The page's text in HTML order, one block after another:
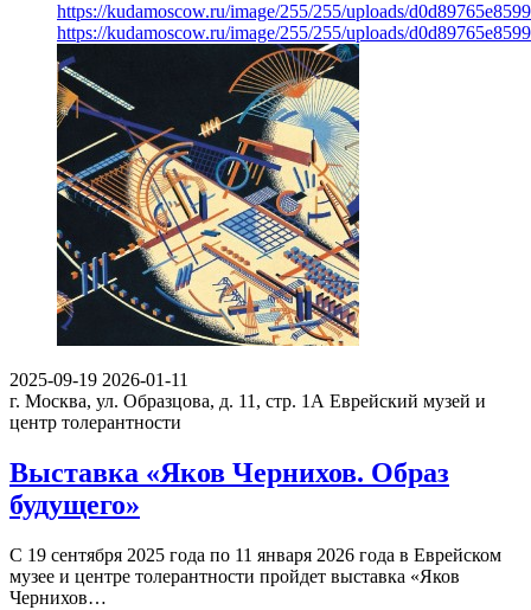
https://kudamoscow.ru/image/255/255/uploads/
https://kudamoscow.ru/image/255/255/uploads/
2025-09-19 2026-01-11
г. Москва, ул. Образцова, д. 11, стр. 1А Еврейский музей и
центр толерантности
Выставка «Яков Чернихов. Образ
будущего»
С 19 сентября 2025 года по 11 января 2026 года в Еврейском
музее и центре толерантности пройдет выставка «Яков
Чернихов…